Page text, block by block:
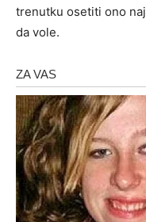
trenutku osetiti ono
da vole.